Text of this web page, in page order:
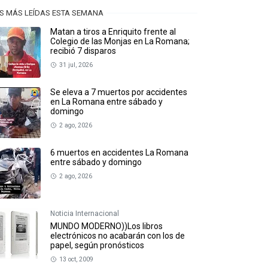
MÁS LEÍDAS ESTA SEMANA
Matan a tiros a Enriquito frente al
Colegio de las Monjas en La Romana;
recibió 7 disparos
31 jul, 2026
Se eleva a 7 muertos por accidentes
en La Romana entre sábado y
domingo
2 ago, 2026
6 muertos en accidentes La Romana
entre sábado y domingo
2 ago, 2026
Noticia Internacional
MUNDO MODERNO))Los libros
electrónicos no acabarán con los de
papel, según pronósticos
13 oct, 2009